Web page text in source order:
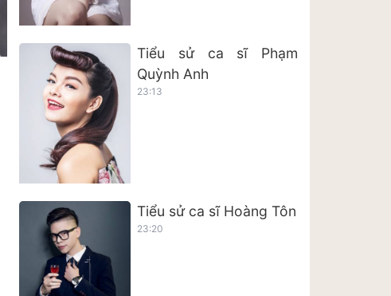
Tiểu sử ca sĩ Phạm
Quỳnh Anh
23:13
Tiểu sử ca sĩ Hoàng Tôn
23:20